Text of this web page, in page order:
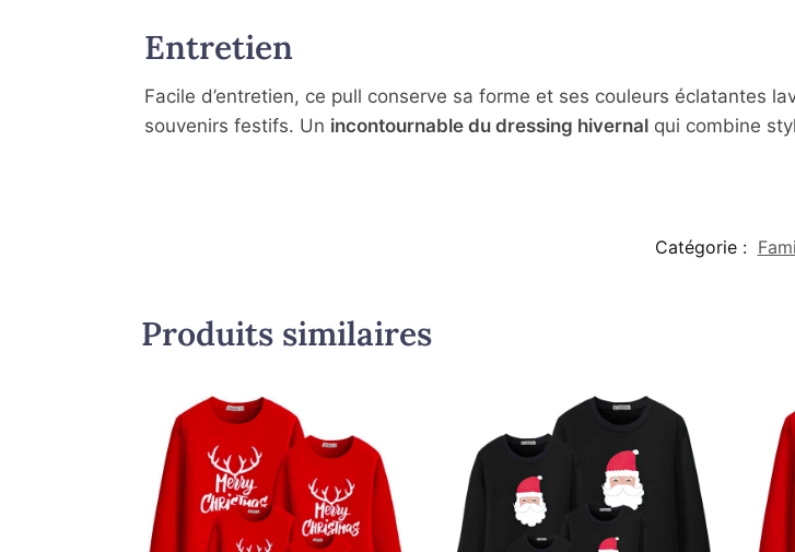
Entretien
Facile d’entretien, ce pull conserve sa forme et ses couleurs éclatantes
souvenirs festifs. Un incontournable du dressing hivernalqui combine
Catégorie :
Produits similaires